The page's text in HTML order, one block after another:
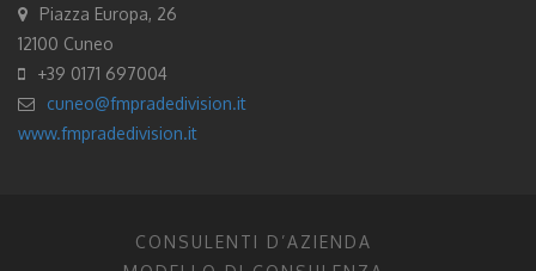
Piazza Europa, 26
12100 Cuneo
+39 0171 697004
cuneo@fmpradedivision.it
www.fmpradedivision.it
CONSULENTI D’AZIENDA